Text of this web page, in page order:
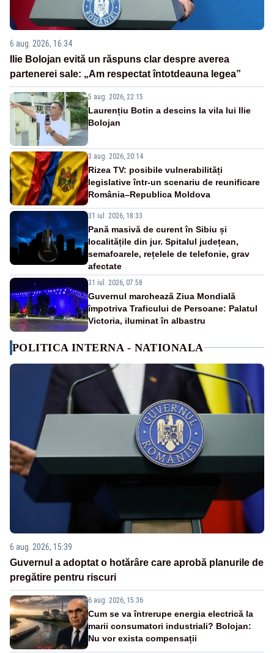
6 aug. 2026, 16:34
Ilie Bolojan evită un răspuns clar despre averea
partenerei sale: „Am respectat întotdeauna legea”
5 aug. 2026, 22:15
Laurențiu Botin a descins la vila lui Ilie
Bolojan
3 aug. 2026, 20:14
Rizea TV: posibile vulnerabilități
legislative într-un scenariu de reunificare
România–Republica Moldova
31 iul. 2026, 18:33
Pană masivă de curent în Sibiu și
localitățile din jur. Spitalul județean,
semafoarele, rețelele de telefonie, grav
afectate
31 iul. 2026, 07:58
Guvernul marchează Ziua Mondială
împotriva Traficului de Persoane: Palatul
Victoria, iluminat în albastru
POLITICA INTERNA - NATIONALA
6 aug. 2026, 15:39
Guvernul a adoptat o hotărâre care aprobă planurile de
pregătire pentru riscuri
6 aug. 2026, 15:36
Cum se va întrerupe energia electrică la
marii consumatori industriali? Bolojan:
Nu vor exista compensații